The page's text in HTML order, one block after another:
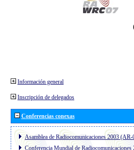
Información general
Inscripción de delegados
Conferencias conexas
Asamblea de Radiocomunicaciones 2003 (AR-
Conferencia Mundial de